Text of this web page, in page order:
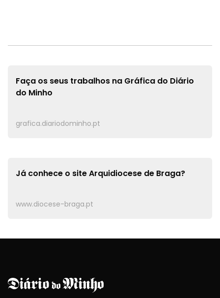
Faça os seus trabalhos na Gráfica do Diário
do Minho
grafica.diariodominho.pt
Já conhece o siteArquidiocese de Braga?
www.diocese-braga.pt